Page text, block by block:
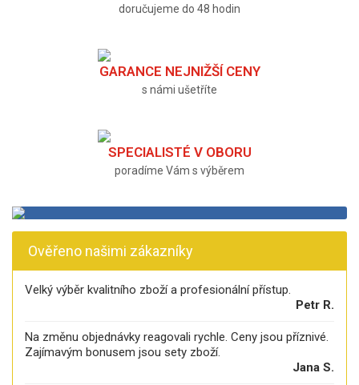
doručujeme do 48 hodin
GARANCE NEJNIŽŠÍ CENY
s námi ušetříte
SPECIALISTÉ V OBORU
poradíme Vám s výběrem
Ověřeno našimi zákazníky
Velký výběr kvalitního zboží a profesionální přístup.
Petr R.
Na změnu objednávky reagovali rychle. Ceny jsou příznivé.
Zajímavým bonusem jsou sety zboží.
Jana S.